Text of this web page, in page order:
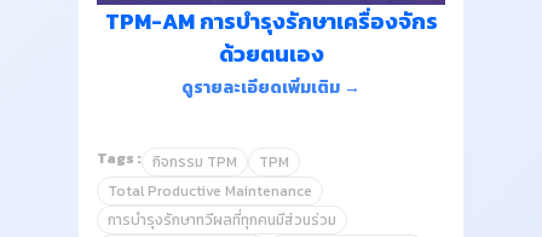
TPM-AM การบำรุงรักษาเครื่องจักร
ด้วยตนเอง
ดูรายละเอียดเพิ่มเติม →
Tags : กิจกรรม TPM
TPM
Total Productive Maintenance
การบำรุงรักษาทวีผลที่ทุกคนมีส่วนร่วม